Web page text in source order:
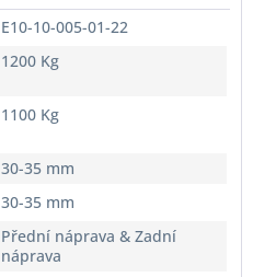
E10-10-005-01-22
1200 Kg
1100 Kg
30-35 mm
30-35 mm
Přední náprava & Zadní
náprava